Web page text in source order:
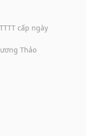
cấp ngày
Thảo